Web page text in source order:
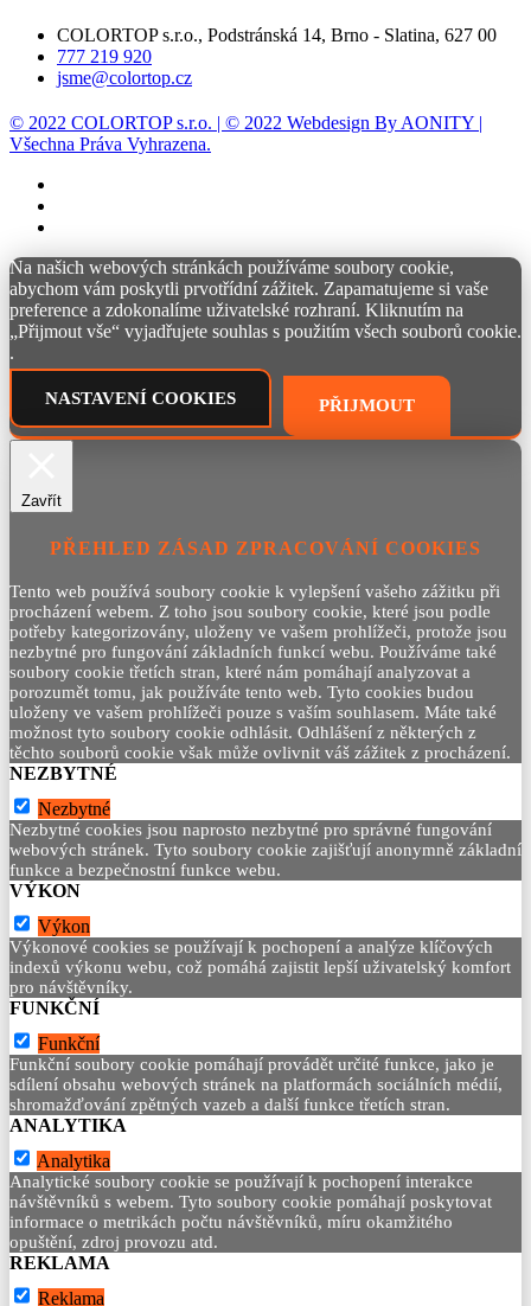
COLORTOP s.r.o., Podstránská 14, Brno - Slatina, 627 00
777 219 920
jsme@colortop.cz
© 2022 COLORTOP s.r.o. | © 2022 Webdesign By AONITY |
Všechna Práva Vyhrazena.
Na našich webových stránkách používáme soubory cookie,
abychom vám poskytli prvotřídní zážitek. Zapamatujeme si vaše
preference a zdokonalíme uživatelské rozhraní. Kliknutím na
„Přijmout vše“ vyjadřujete souhlas s použitím všech souborů cookie.
.
NASTAVENÍ COOKIES PŘIJMOUT
Zavřít
PŘEHLED ZÁSAD ZPRACOVÁNÍ COOKIES
Tento web používá soubory cookie k vylepšení vašeho zážitku při
procházení webem. Z toho jsou soubory cookie, které jsou podle
potřeby kategorizovány, uloženy ve vašem prohlížeči, protože jsou
nezbytné pro fungování základních funkcí webu. Používáme také
soubory cookie třetích stran, které nám pomáhají analyzovat a
porozumět tomu, jak používáte tento web. Tyto cookies budou
uloženy ve vašem prohlížeči pouze s vaším souhlasem. Máte také
možnost tyto soubory cookie odhlásit. Odhlášení z některých z
těchto souborů cookie však může ovlivnit váš zážitek z procházení.
NEZBYTNÉ
Nezbytné
Nezbytné cookies jsou naprosto nezbytné pro správné fungování
webových stránek. Tyto soubory cookie zajišťují anonymně základní
funkce a bezpečnostní funkce webu.
VÝKON
Výkon
Výkonové cookies se používají k pochopení a analýze klíčových
indexů výkonu webu, což pomáhá zajistit lepší uživatelský komfort
pro návštěvníky.
FUNKČNÍ
Funkční
Funkční soubory cookie pomáhají provádět určité funkce, jako je
sdílení obsahu webových stránek na platformách sociálních médií,
shromažďování zpětných vazeb a další funkce třetích stran.
ANALYTIKA
Analytika
Analytické soubory cookie se používají k pochopení interakce
návštěvníků s webem. Tyto soubory cookie pomáhají poskytovat
informace o metrikách počtu návštěvníků, míru okamžitého
opuštění, zdroj provozu atd.
REKLAMA
Reklama